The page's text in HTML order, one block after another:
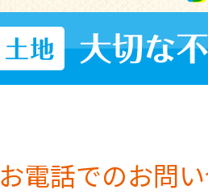
お電話でのお問